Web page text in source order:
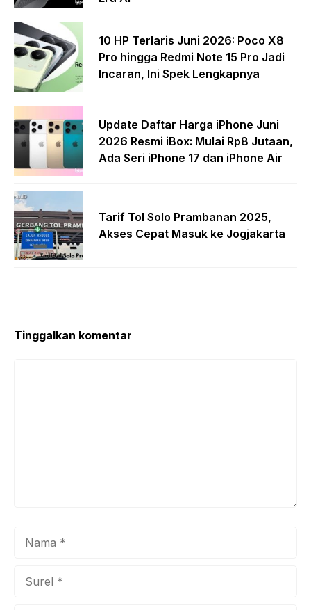
10 HP Terlaris Juni 2026: Poco X8
Pro hingga Redmi Note 15 Pro Jadi
Incaran, Ini Spek Lengkapnya
Update Daftar Harga iPhone Juni
2026 Resmi iBox: Mulai Rp8 Jutaan,
Ada Seri iPhone 17 dan iPhone Air
Tarif Tol Solo Prambanan 2025,
Akses Cepat Masuk ke Jogjakarta
Tinggalkan komentar